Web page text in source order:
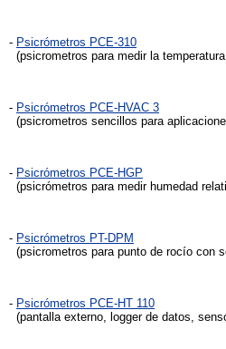
- Psicrómetros PCE-310
(psicrometros para medir la
- Psicrómetros PCE-HVAC 3
(psicrometros sencillos para
- Psicrómetros PCE-HGP
(psicrómetros para medir humedad
- Psicrómetros PT-DPM
(psicrometros para punto de rocío con
- Psicrómetros PCE-HT 110
(pantalla externo, logger de datos,